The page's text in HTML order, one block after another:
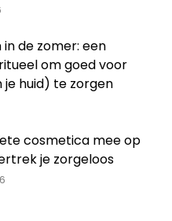
in de zomer: een
om goed voor
je huid) te zorgen
cosmetica mee op
je zorgeloos